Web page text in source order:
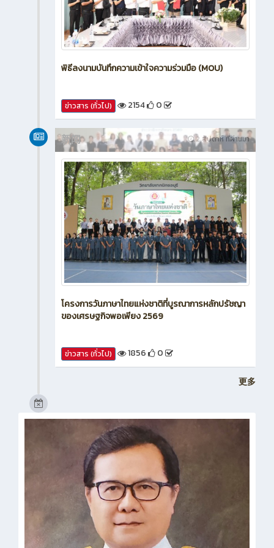
พิธีลงนามบันทึกความเข้าใจความร่วมมือ (MOU)
ข่าวสาร (ทั่วไป) 2154 0
2 สัปดาห์ ที่ผ่านมา
新闻
โครงการวันภาษาไทยแห่งชาติที่บูรณาการหลักปรัชญา
ของเศรษฐกิจพอเพียง 2569
ข่าวสาร (ทั่วไป) 1856 0
更多